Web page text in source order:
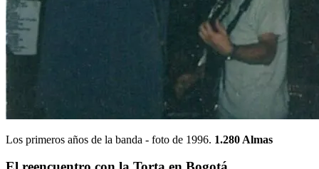
Los primeros años de la banda - foto de 1996. 1.280 Almas